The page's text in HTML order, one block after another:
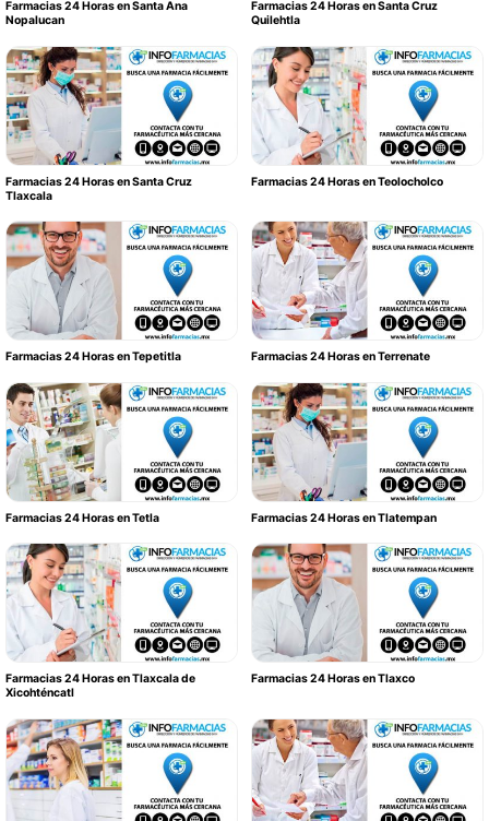
Farmacias 24 Horas en Santa Ana
Nopalucan
Farmacias 24 Horas en Santa Cruz
Quilehtla
Farmacias 24 Horas en Santa Cruz
Tlaxcala
Farmacias 24 Horas en Teolocholco
Farmacias 24 Horas en Tepetitla Farmacias 24 Horas en Terrenate
Farmacias 24 Horas en Tetla Farmacias 24 Horas en Tlatempan
Farmacias 24 Horas en Tlaxcala de
Xicohténcatl
Farmacias 24 Horas en Tlaxco